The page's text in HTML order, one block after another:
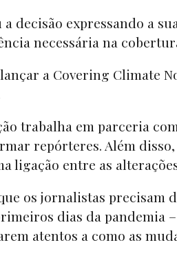
decisão expressando a
necessária na
a Covering Climate
trabalha em parceria
repórteres. Além
ligação entre as
os jornalistas precisam
dias da pandemia
atentos a como as